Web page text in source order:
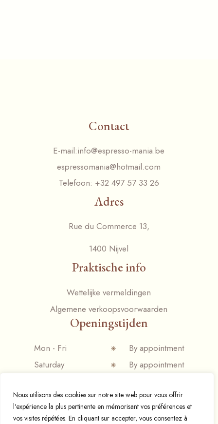
Nous utilisons des cookies sur notre site web pour vous offrir
l'expérience la plus pertinente en mémorisant vos préférences et
vos visites répétées. En cliquant sur accepter, vous consentez à
Contact
E-mail:info@espresso-mania.be
espressomania@hotmail.com
Telefoon: +32 497 57 33 26
Adres
Rue du Commerce 13,
1400 Nijvel
Praktische info
Wettelijke vermeldingen
Algemene verkoopsvoorwaarden
Openingstijden
Mon - Fri
By appointment
Saturday
By appointment